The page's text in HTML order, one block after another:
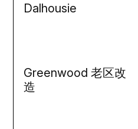
Dalhousie
Greenwood 老区改
造